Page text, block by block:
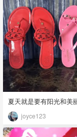
夏天就是要有阳光和美
joyce123